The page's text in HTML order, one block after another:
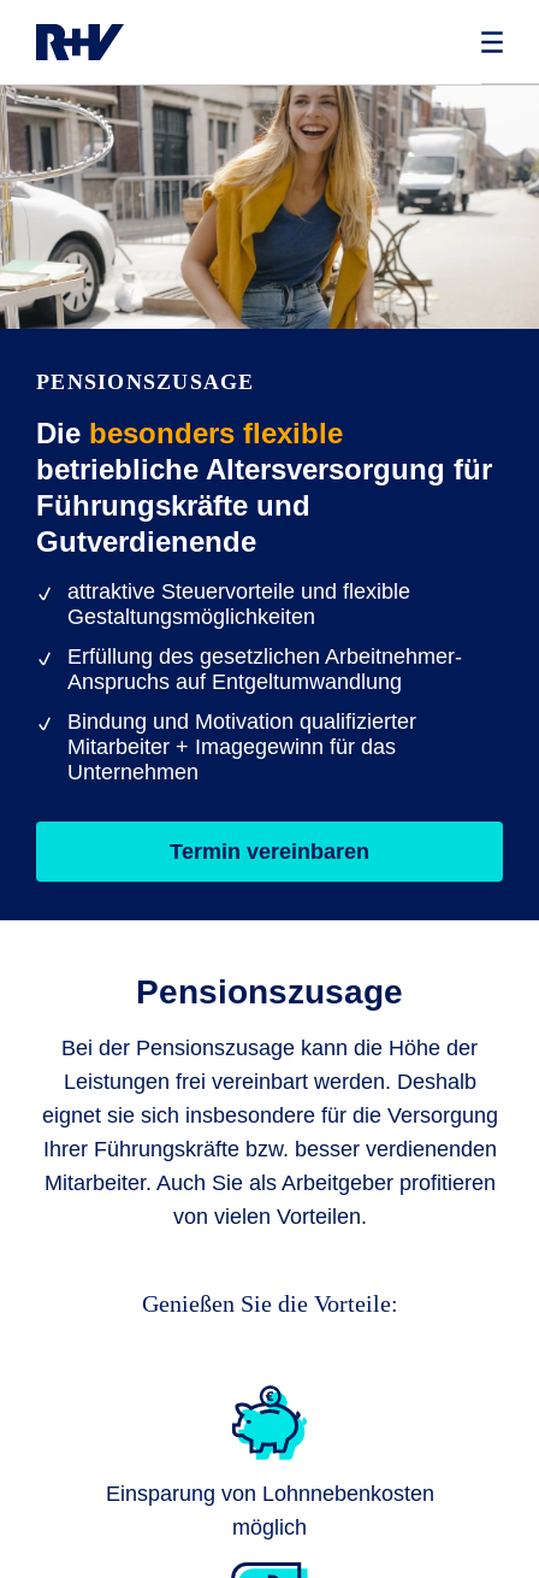
PENSIONSZUSAGE
Die besonders flexible
betriebliche Altersversorgung für
Führungskräfte und
Gutverdienende
attraktive Steuervorteile und flexible
Gestaltungsmöglichkeiten
Erfüllung des gesetzlichen Arbeitnehmer-
Anspruchs auf Entgeltumwandlung
Bindung und Motivation qualifizierter
Mitarbeiter + Imagegewinn für das
Unternehmen
Termin vereinbaren
Pensionszusage
Bei der Pensionszusage kann die Höhe der
Leistungen frei vereinbart werden. Deshalb
eignet sie sich insbesondere für die Versorgung
Ihrer Führungskräfte bzw. besser verdienenden
Mitarbeiter. Auch Sie als Arbeitgeber profitieren
von vielen Vorteilen.
Genießen Sie die Vorteile:
Einsparung von Lohnnebenkosten
möglich